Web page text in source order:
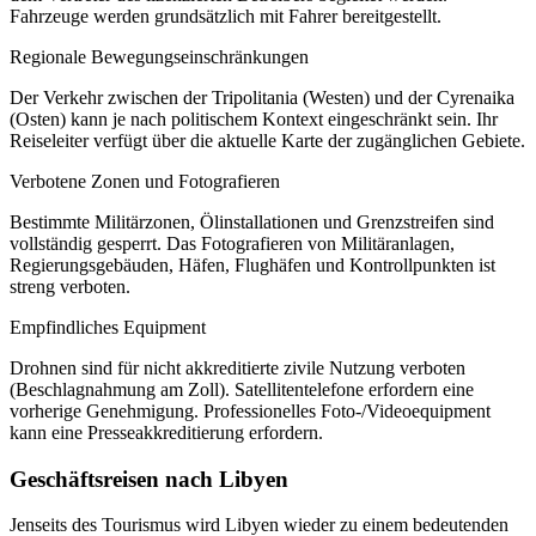
Fahrzeuge werden grundsätzlich mit Fahrer bereitgestellt.
Regionale Bewegungseinschränkungen
Der Verkehr zwischen der Tripolitania (Westen) und der Cyrenaika
(Osten) kann je nach politischem Kontext eingeschränkt sein. Ihr
Reiseleiter verfügt über die aktuelle Karte der zugänglichen Gebiete.
Verbotene Zonen und Fotografieren
Bestimmte Militärzonen, Ölinstallationen und Grenzstreifen sind
vollständig gesperrt. Das Fotografieren von Militäranlagen,
Regierungsgebäuden, Häfen, Flughäfen und Kontrollpunkten ist
streng verboten.
Empfindliches Equipment
Drohnen sind für nicht akkreditierte zivile Nutzung verboten
(Beschlagnahmung am Zoll). Satellitentelefone erfordern eine
vorherige Genehmigung. Professionelles Foto-/Videoequipment
kann eine Presseakkreditierung erfordern.
Geschäftsreisen nach Libyen
Jenseits des Tourismus wird Libyen wieder zu einem bedeutenden